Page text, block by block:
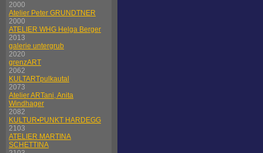
2000
Atelier Peter GRUNDTNER
2000
ATELIER WHG Helga Berger
2013
galerie untergrub
2020
grenzART
2062
KULTARTpulkautal
2073
Atelier ARTani, Anita
Windhager
2082
KULTUR•PUNKT HARDEGG
2103
ATELIER MARTINA
SCHETTINA